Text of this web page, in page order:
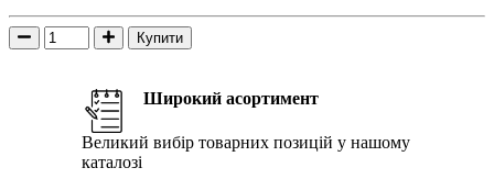
Купити
Широкий асортимент
Великий вибір товарних позицій у нашому
каталозі